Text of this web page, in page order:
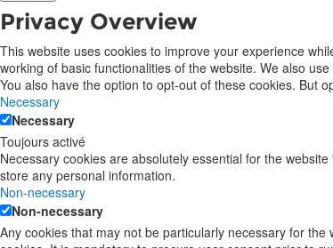
Privacy Overview
This website uses cookies to improve your experience
working of basic functionalities of the website. We also
You also have the option to opt-out of these cookies. But
Necessary
Necessary
Toujours activé
Necessary cookies are absolutely essential for the
store any personal information.
Non-necessary
Non-necessary
Any cookies that may not be particularly necessary for